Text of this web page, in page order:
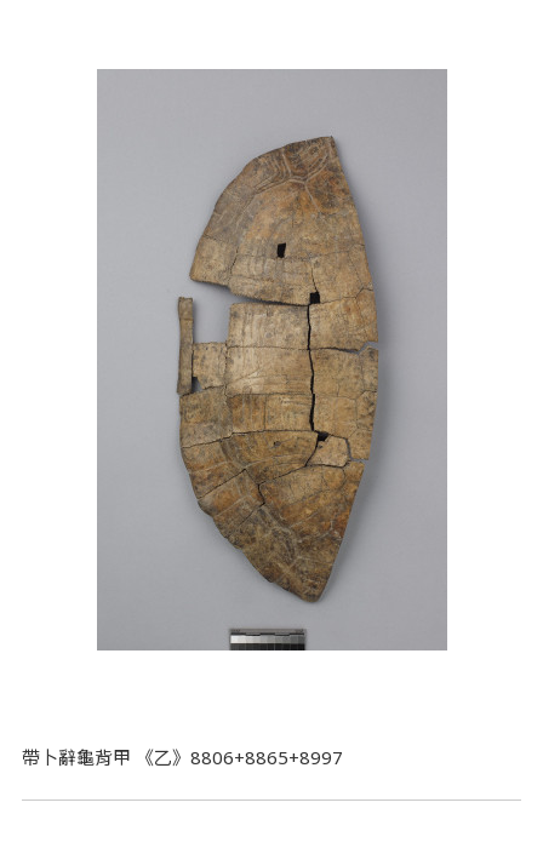
帶卜辭龜背甲 《乙》8806+8865+8997